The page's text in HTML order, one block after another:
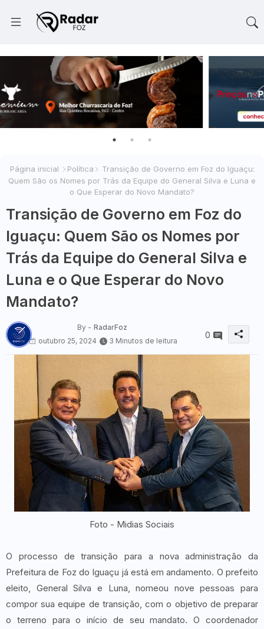
Página inicial Política
Transição de Governo em Foz do Iguaçu:
Quem São os Nomes por Trás da Equipe do General Silva e Luna e
o Que Esperar do Novo Mandato?
Transição de Governo em Foz do
Iguaçu: Quem São os Nomes por
Trás da Equipe do General Silva e
Luna e o Que Esperar do Novo
Mandato?
By - RadarFoz
outubro 25, 2024
3 Minutos de leitura
0
Foto - Midias Sociais
O processo de transição para a nova administração da
Prefeitura de Foz do Iguaçu já está em andamento. O prefeito
eleito, General Silva e Luna, nomeou nove pessoas para
compor sua equipe de transição, com o objetivo de preparar
o terreno para o início de seu mandato. O coordenador